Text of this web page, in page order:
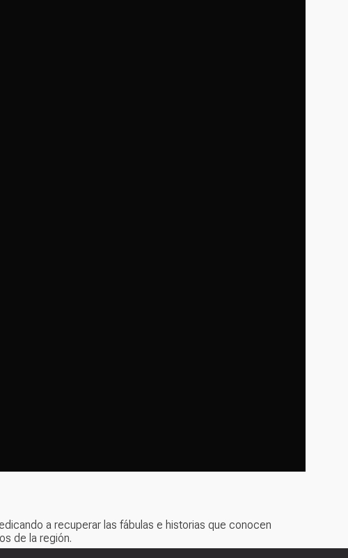
a recuperar las fábulas e historias que conocen
de la región.